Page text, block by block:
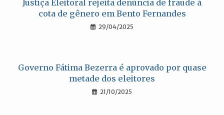
Justiça Eleitoral rejeita denúncia de fraude à
cota de gênero em Bento Fernandes
29/04/2025
Governo Fátima Bezerra é aprovado por quase
metade dos eleitores
21/10/2025